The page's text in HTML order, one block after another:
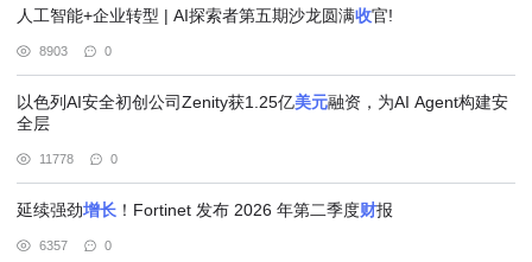
人工智能+企业转型 | AI探索者第五期沙龙圆满收官!
8903 0
以色列AI安全初创公司Zenity获1.25亿美元融资，为AI Agent构建安
全层
11778 0
延续强劲增长 ！Fortinet 发布 2026 年第二季度财报
6357 0